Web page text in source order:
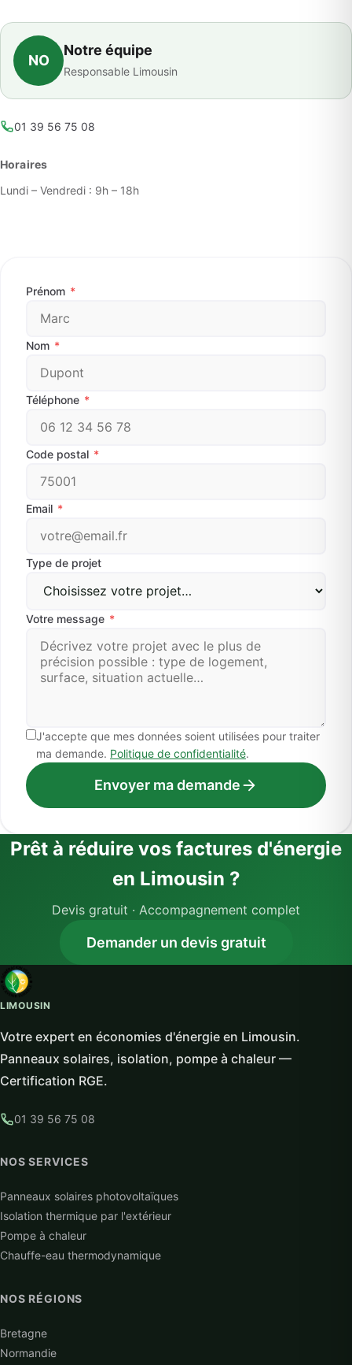
NO
Notre équipe
Responsable Limousin
01 39 56 75 08
Horaires
Lundi – Vendredi : 9h – 18h
Prénom *
Nom *
Téléphone *
Code postal *
Email *
Type de projet
Votre message *
J'accepte que mes données soient utilisées pour traiter
ma demande. Politique de confidentialité.
Envoyer ma demande
Prêt à réduire vos factures d'énergie
en Limousin ?
Devis gratuit · Accompagnement complet
Demander un devis gratuit
LIMOUSIN
Votre expert en économies d'énergie en Limousin.
Panneaux solaires, isolation, pompe à chaleur —
Certification RGE.
01 39 56 75 08
NOS SERVICES
Panneaux solaires photovoltaïques
Isolation thermique par l'extérieur
Pompe à chaleur
Chauffe-eau thermodynamique
NOS RÉGIONS
Bretagne
Normandie